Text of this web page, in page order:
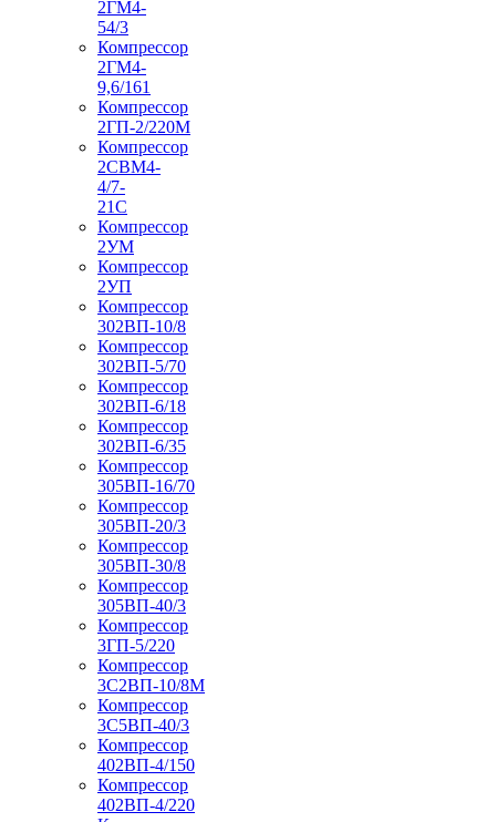
2ГМ4-
54/3
Компрессор
2ГМ4-
9,6/161
Компрессор
2ГП-2/220М
Компрессор
2СВМ4-
4/7-
21С
Компрессор
2УМ
Компрессор
2УП
Компрессор
302ВП-10/8
Компрессор
302ВП-5/70
Компрессор
302ВП-6/18
Компрессор
302ВП-6/35
Компрессор
305ВП-16/70
Компрессор
305ВП-20/3
Компрессор
305ВП-30/8
Компрессор
305ВП-40/3
Компрессор
3ГП-5/220
Компрессор
3С2ВП-10/8М
Компрессор
3С5ВП-40/3
Компрессор
402ВП-4/150
Компрессор
402ВП-4/220